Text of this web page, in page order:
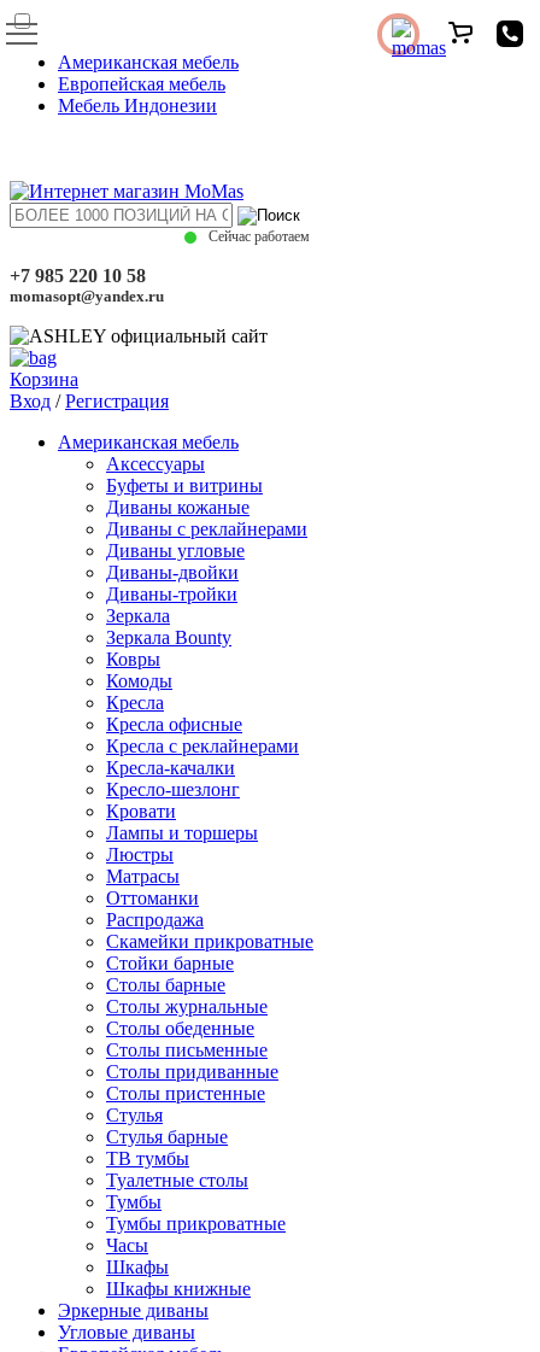
Американская мебель
Европейская мебель
Мебель Индонезии
Сейчас работаем
+7 985 220 10 58
momasopt@yandex.ru
Корзина
Вход /Регистрация
Американская мебель
Аксессуары
Буфеты и витрины
Диваны кожаные
Диваны с реклайнерами
Диваны угловые
Диваны-двойки
Диваны-тройки
Зеркала
Зеркала Bounty
Ковры
Комоды
Кресла
Кресла офисные
Кресла с реклайнерами
Кресла-качалки
Кресло-шезлонг
Кровати
Лампы и торшеры
Люстры
Матрасы
Оттоманки
Распродажа
Скамейки прикроватные
Стойки барные
Столы барные
Столы журнальные
Столы обеденные
Столы письменные
Столы придиванные
Столы пристенные
Стулья
Стулья барные
ТВ тумбы
Туалетные столы
Тумбы
Тумбы прикроватные
Часы
Шкафы
Шкафы книжные
Эркерные диваны
Угловые диваны